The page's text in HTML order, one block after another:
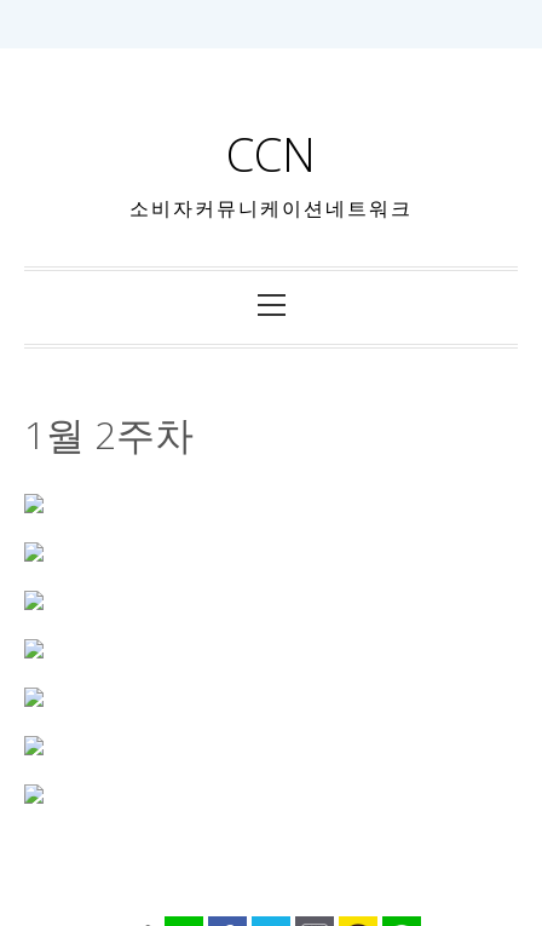
CCN
소비자커뮤니케이션네트워크
1월 2주차